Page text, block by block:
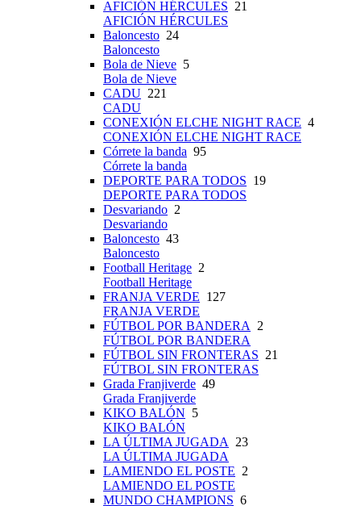
AFICIÓN HÉRCULES 21
AFICIÓN HÉRCULES
Baloncesto 24
Baloncesto
Bola de Nieve 5
Bola de Nieve
CADU 221
CADU
CONEXIÓN ELCHE NIGHT RACE 4
CONEXIÓN ELCHE NIGHT RACE
Córrete la banda 95
Córrete la banda
DEPORTE PARA TODOS 19
DEPORTE PARA TODOS
Desvariando 2
Desvariando
Baloncesto 43
Baloncesto
Football Heritage 2
Football Heritage
FRANJA VERDE 127
FRANJA VERDE
FÚTBOL POR BANDERA
2
FÚTBOL POR BANDERA
FÚTBOL SIN FRONTERAS 21
FÚTBOL SIN FRONTERAS
Grada Franjiverde 49
Grada Franjiverde
KIKO BALÓN 5
KIKO BALÓN
LA ÚLTIMA JUGADA
23
LA ÚLTIMA JUGADA
LAMIENDO EL POSTE 2
LAMIENDO EL POSTE
MUNDO CHAMPIONS 6